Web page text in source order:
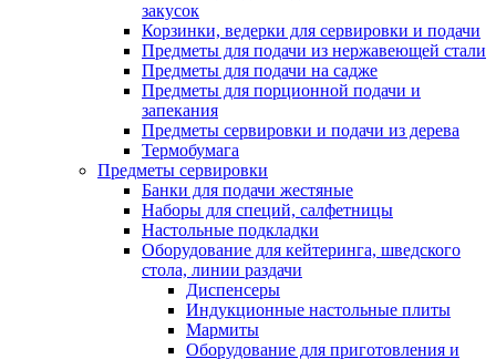
закусок
Корзинки, ведерки для сервировки и подачи
Предметы для подачи из нержавеющей стали
Предметы для подачи на садже
Предметы для порционной подачи и
запекания
Предметы сервировки и подачи из дерева
Термобумага
Предметы сервировки
Банки для подачи жестяные
Наборы для специй, салфетницы
Настольные подкладки
Оборудование для кейтеринга, шведского
стола, линии раздачи
Диспенсеры
Индукционные настольные плиты
Мармиты
Оборудование для приготовления и